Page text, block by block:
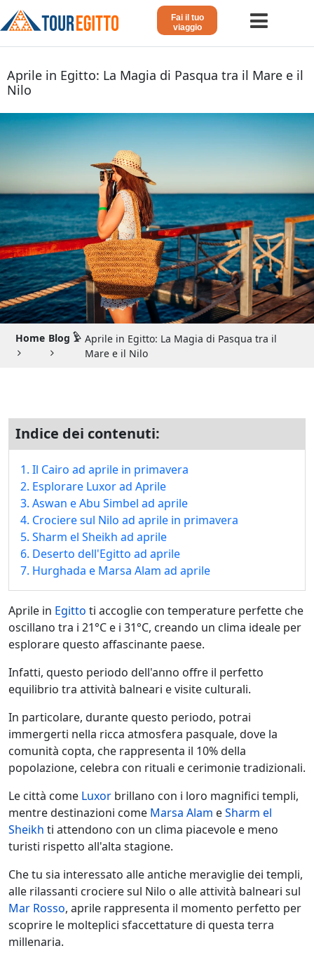
Fai il tuo
viaggio
Viaggio in Egitto
Crociera sul Nilo
Vacanze Lusso in Egitto
Egitto Agosto
Tour Giordania
Altri
Blog 𓁐
Guida di Viaggio 𓉔
Guida di Viaggio Giordania
Aprile in Egitto: La Magia di Pasqua tra il Mare e il
Nilo
Home Blog 𓅱 Aprile in Egitto: La Magia di Pasqua tra il
Mare e il Nilo
Indice dei contenuti:
1. Il Cairo ad aprile in primavera
2. Esplorare Luxor ad Aprile
3. Aswan e Abu Simbel ad aprile
4. Crociere sul Nilo ad aprile in primavera
5. Sharm el Sheikh ad aprile
6. Deserto dell'Egitto ad aprile
7. Hurghada e Marsa Alam ad aprile
Aprile in Egitto ti accoglie con temperature perfette che
oscillano tra i 21°C e i 31°C, creando un clima ideale per
esplorare questo affascinante paese.
Infatti, questo periodo dell'anno offre il perfetto
equilibrio tra attività balneari e visite culturali.
In particolare, durante questo periodo, potrai
immergerti nella ricca atmosfera pasquale, dove la
comunità copta, che rappresenta il 10% della
popolazione, celebra con rituali e cerimonie tradizionali.
Le città come Luxor brillano con i loro magnifici templi,
mentre destinazioni come Marsa Alam eSharm el
Sheikh ti attendono con un clima piacevole e meno
turisti rispetto all'alta stagione.
Che tu sia interessato alle antiche meraviglie dei templi,
alle rilassanti crociere sul Nilo o alle attività balneari sul
Mar Rosso, aprile rappresenta il momento perfetto per
scoprire le molteplici sfaccettature di questa terra
millenaria.